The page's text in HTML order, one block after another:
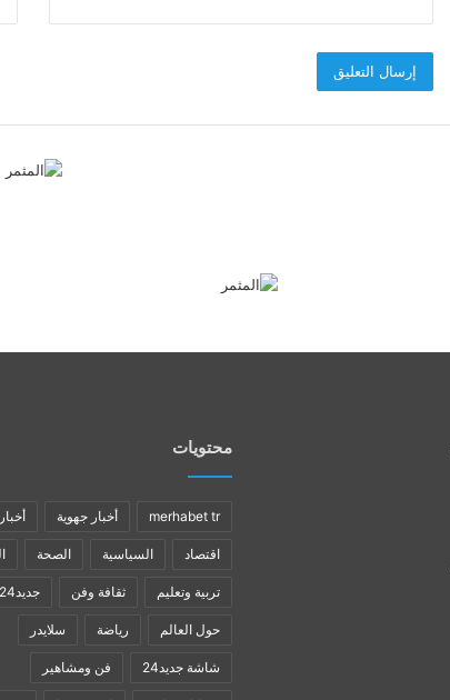
محتويات
merhabet tr أخبار جهوية
اقتصاد السياسية الصحة
تربية وتعليم ثقافة وفن جديد24
حول العالم رياضة سلايدر
شاشة جديد24 فن ومشاهير